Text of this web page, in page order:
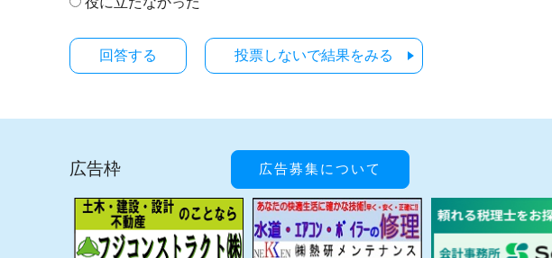
投票しないで結果をみる
広告枠 広告募集について